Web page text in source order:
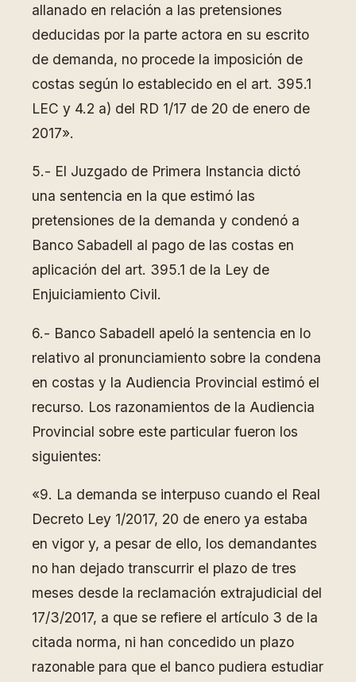
allanado en relación a las pretensiones
deducidas por la parte actora en su escrito
de demanda, no procede la imposición de
costas según lo establecido en el art. 395.1
LEC y 4.2 a) del RD 1/17 de 20 de enero de
2017».
5.- El Juzgado de Primera Instancia dictó
una sentencia en la que estimó las
pretensiones de la demanda y condenó a
Banco Sabadell al pago de las costas en
aplicación del art. 395.1 de la Ley de
Enjuiciamiento Civil.
6.- Banco Sabadell apeló la sentencia en lo
relativo al pronunciamiento sobre la condena
en costas y la Audiencia Provincial estimó el
recurso. Los razonamientos de la Audiencia
Provincial sobre este particular fueron los
siguientes:
«9. La demanda se interpuso cuando el Real
Decreto Ley 1/2017, 20 de enero ya estaba
en vigor y, a pesar de ello, los demandantes
no han dejado transcurrir el plazo de tres
meses desde la reclamación extrajudicial del
17/3/2017, a que se refiere el artículo 3 de la
citada norma, ni han concedido un plazo
razonable para que el banco pudiera estudiar